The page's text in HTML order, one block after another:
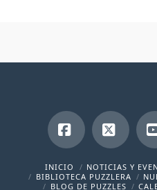
Facebook
X
INICIO NOTICIAS Y
BIBLIOTECA PUZZLERA
BLOG DE PUZZLES